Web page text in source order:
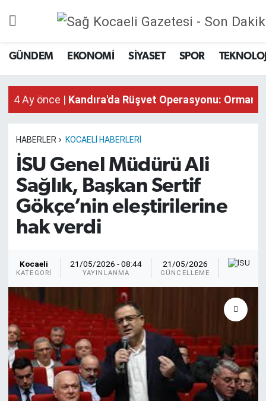
GÜNDEM EKONOMİ SİYASET SPOR
4 Ay önce |Kandıra'da Rüşvet Operasyonu: Orman
4 Ay önce | Kandıra'da Rüşvet Operasyonu: Orman
HABERLER KOCAELI HABERLERI
İSU Genel Müdürü Ali
Sağlık, Başkan Sertif
Gökçe’nin eleştirilerine
hak verdi
Kocaeli
KATEGORI
21/05/2026 - 08:44
YAYINLANMA
21/05/2026
GÜNCELLEME
EKONOMİ
SİYASET
SPOR
TEKNOLOJİ
SAĞLIK
DÜNYA
İSLAM